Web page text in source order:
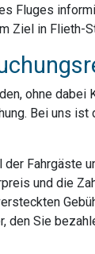
Fluges
Ziel in Flieth-
ohne
Bei uns ist
Fahrgäste
und die
den Sie